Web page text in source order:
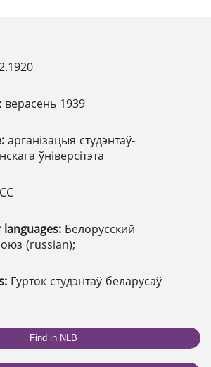
верасень 1939
арганізацыя студэнтаў-
ўніверсітэта
Белорусский
(russian);
Гурток студэнтаў беларусаў
Find in NLB